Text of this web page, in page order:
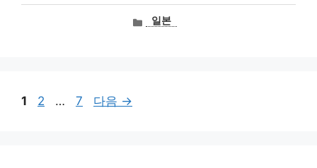
카일본
페
1
페
2 …
페
7 다음 →